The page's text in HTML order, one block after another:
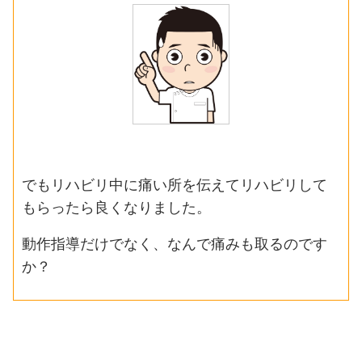
でもリハビリ中に痛い所を伝えてリハビリして
もらったら良くなりました。
動作指導だけでなく、なんで痛みも取るのです
か？